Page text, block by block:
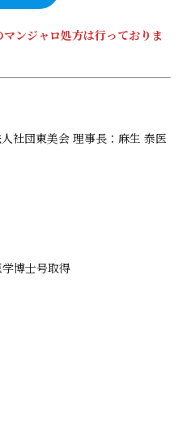
ンジャロ処方は行っておりま
社団東美会 理事長：麻生 泰医
博士号取得